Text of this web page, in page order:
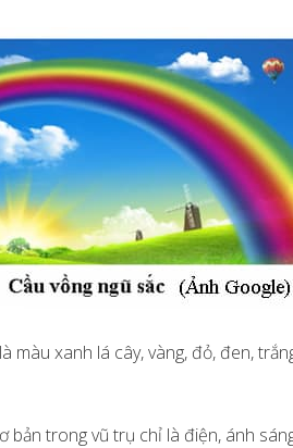
màu xanh lá cây, vàng, đỏ, đen,
bản trong vũ trụ chỉ là điện, ánh